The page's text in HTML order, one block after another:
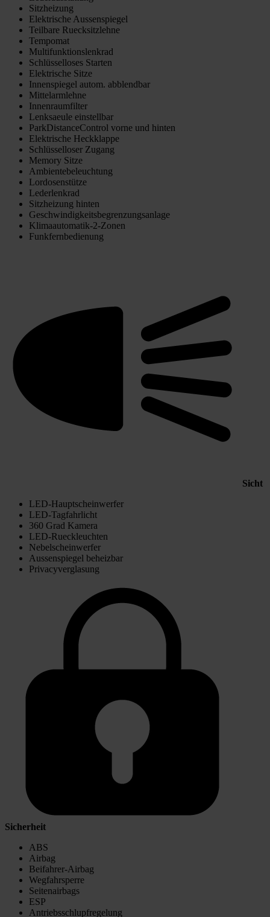
Sitzheizung
Elektrische Aussenspiegel
Teilbare Ruecksitzlehne
Tempomat
Multifunktionslenkrad
Schlüsselloses Starten
Elektrische Sitze
Innenspiegel autom. abblendbar
Mittelarmlehne
Innenraumfilter
Lenksaeule einstellbar
ParkDistanceControl vorne und hinten
Elektrische Heckklappe
Schlüsselloser Zugang
Memory Sitze
Ambientebeleuchtung
Lordosenstütze
Lederlenkrad
Sitzheizung hinten
Geschwindigkeitsbegrenzungsanlage
Klimaautomatik-2-Zonen
Funkfernbedienung
Sicht
LED-Hauptscheinwerfer
LED-Tagfahrlicht
360 Grad Kamera
LED-Rueckleuchten
Nebelscheinwerfer
Aussenspiegel beheizbar
Privacyverglasung
Sicherheit
ABS
Airbag
Beifahrer-Airbag
Wegfahrsperre
Seitenairbags
ESP
Antriebsschlupfregelung